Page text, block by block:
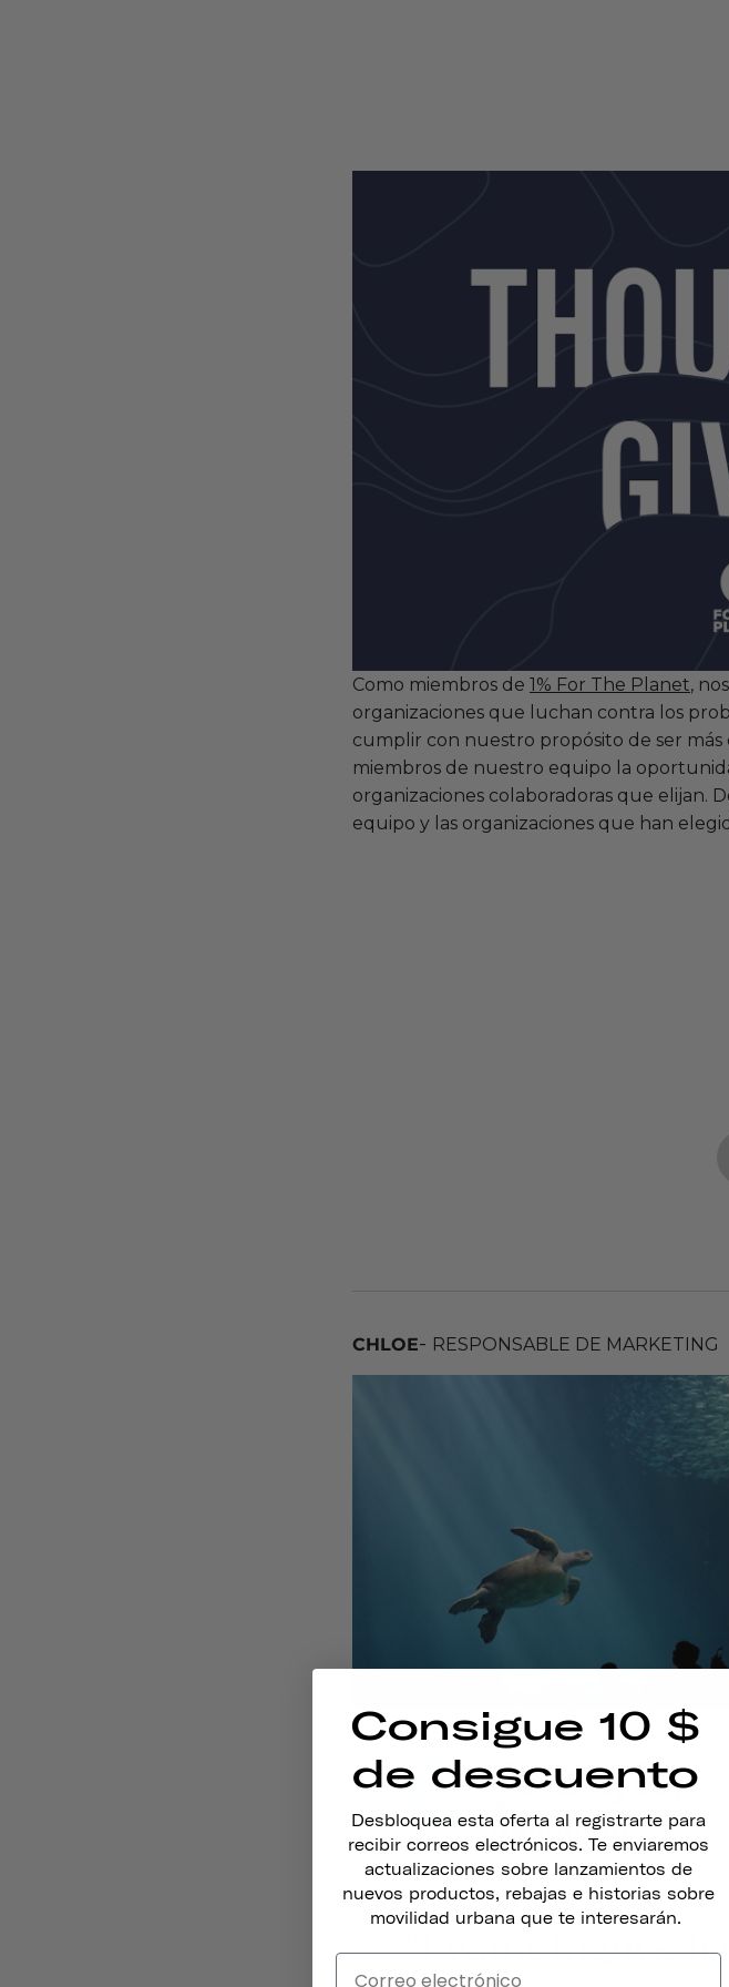
Como miembros de 1% For The Planet,
organizaciones que luchan contra los
cumplir con nuestro propósito de ser más
miembros de nuestro equipo la
organizaciones colaboradoras que elijan.
equipo y las organizaciones que han
CHLOE- RESPONSABLE DE MARKETING
Consigue 10 $
de descuento
Desbloquea esta oferta al registrarte para
recibir correos electrónicos. Te enviaremos
actualizaciones sobre lanzamientos de
nuevos productos, rebajas e historias sobre
movilidad urbana que te interesarán.